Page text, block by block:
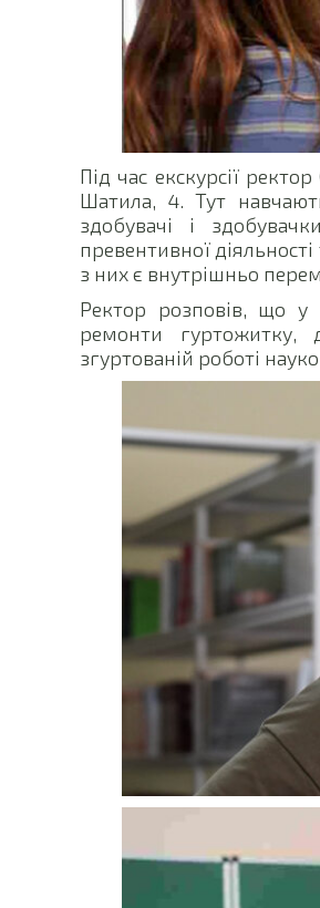
Під час екскурсії
Шатила, 4. Тут
здобувачі і
превентивної
з них є внутрішньо
Ректор розповів, що у
ремонти гуртожитку,
згуртованій роботі